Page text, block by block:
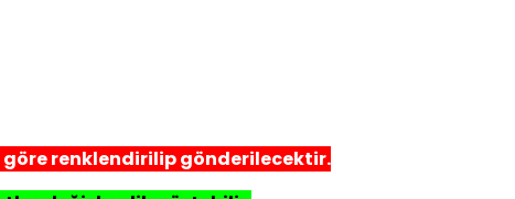
renklendirilip gönderilecektir.